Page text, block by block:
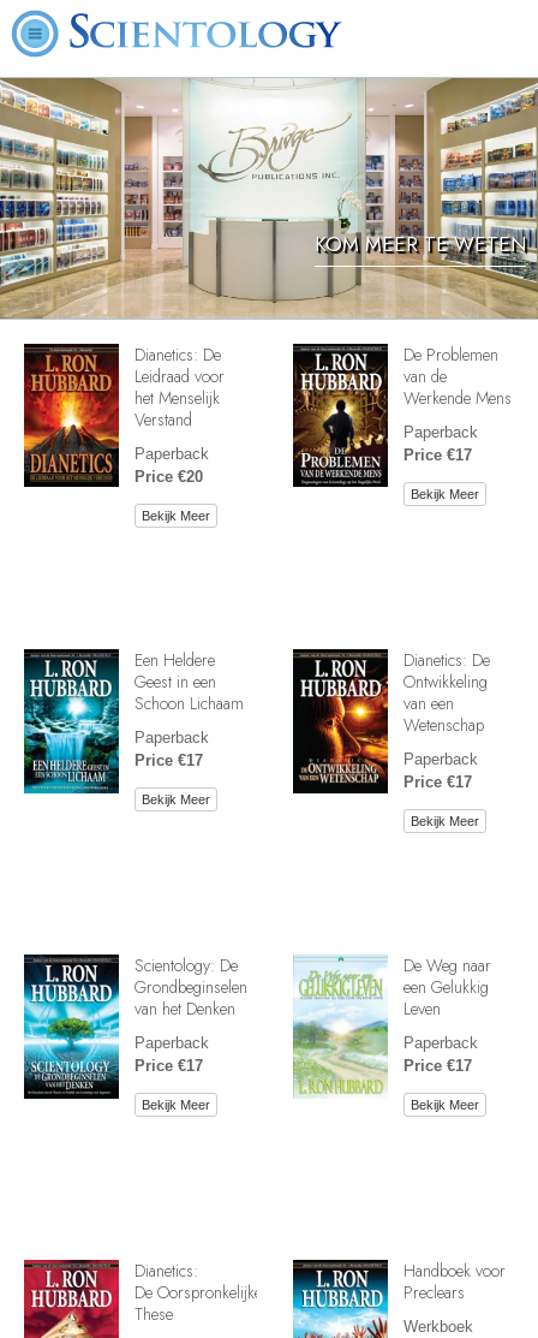
KOM MEER TE WETEN
Dianetics: De
Leidraad voor
het Menselijk
Verstand
Paperback
Price €20
Bekijk Meer
De Problemen
van de
Werkende Mens
Paperback
Price €17
Bekijk Meer
Een Heldere
Geest in een
Schoon Lichaam
Paperback
Price €17
Bekijk Meer
Dianetics: De
Ontwikkeling
van een
Wetenschap
Paperback
Price €17
Bekijk Meer
Scientology: De
Grondbeginselen
van het Denken
Paperback
Price €17
Bekijk Meer
De Weg naar
een Gelukkig
Leven
Paperback
Price €17
Bekijk Meer
Dianetics:
De Oorspronkelijke
These
Handboek voor
Preclears
Werkboek